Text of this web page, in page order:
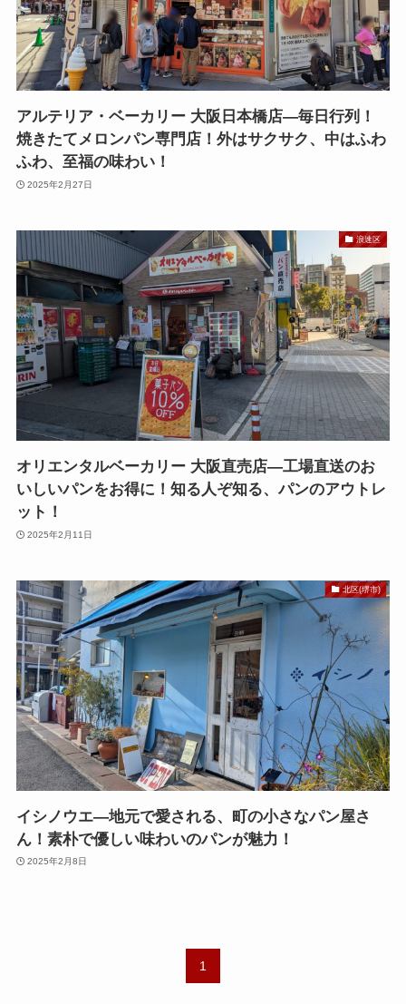
アルテリア・ベーカリー 大阪日本橋店—毎日行列！
焼きたてメロンパン専門店！外はサクサク、中はふわ
ふわ、至福の味わい！
2025年2月27日
浪速区
オリエンタルベーカリー 大阪直売店—工場直送のお
いしいパンをお得に！知る人ぞ知る、パンのアウトレ
ット！
2025年2月11日
北区(堺市)
イシノウエ—地元で愛される、町の小さなパン屋さ
ん！素朴で優しい味わいのパンが魅力！
2025年2月8日
1